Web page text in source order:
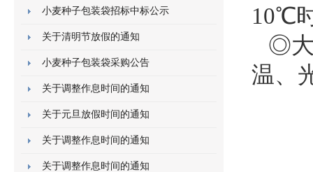
小麦种子包装袋招标中标公示
关于清明节放假的通知
小麦种子包装袋采购公告
关于调整作息时间的通知
关于元旦放假时间的通知
关于调整作息时间的通知
关于调整作息时间的通知
10℃
◎大
温、